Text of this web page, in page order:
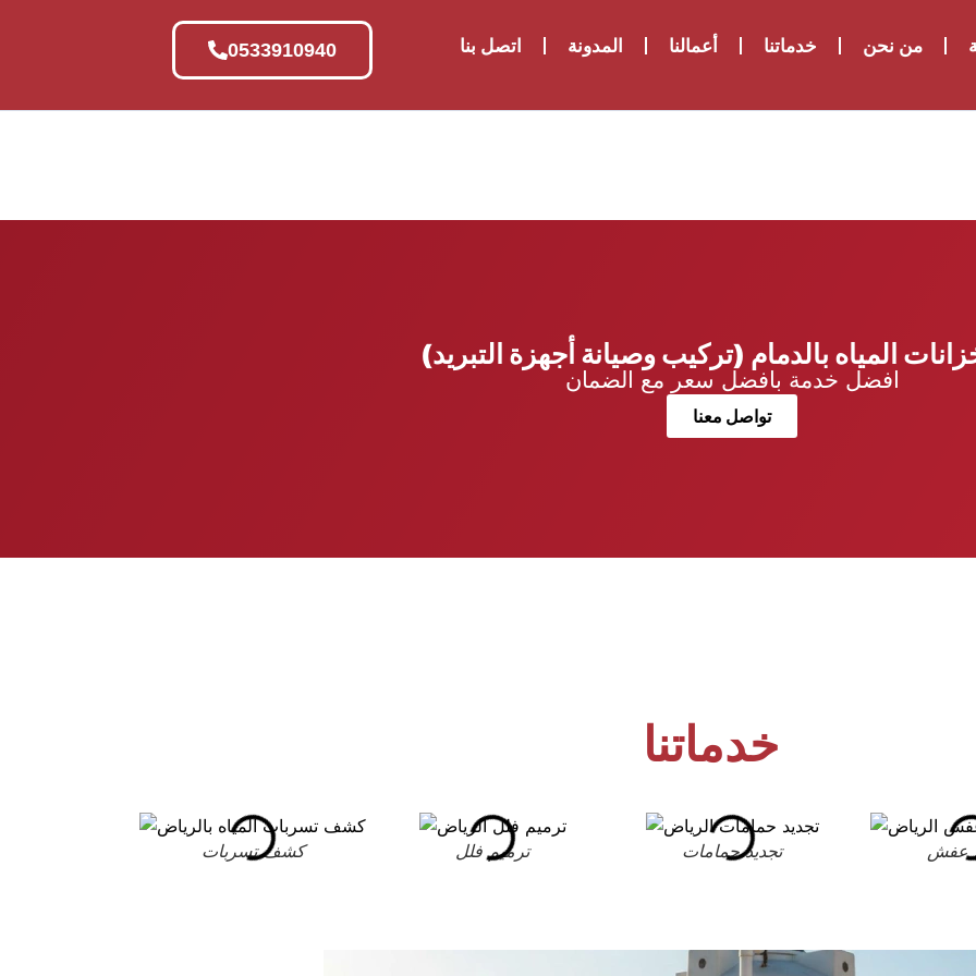
من نحن خدماتنا أعمالنا المدونة اتصل بنا 0533910940
المياه بالدمام (تركيب وصيانة أجهزة التبريد)
افضل خدمة بافضل سعر مع الضمان
تواصل معنا
خدماتنا
كشف تسربات ترميم فلل تجديد حمامات عفش